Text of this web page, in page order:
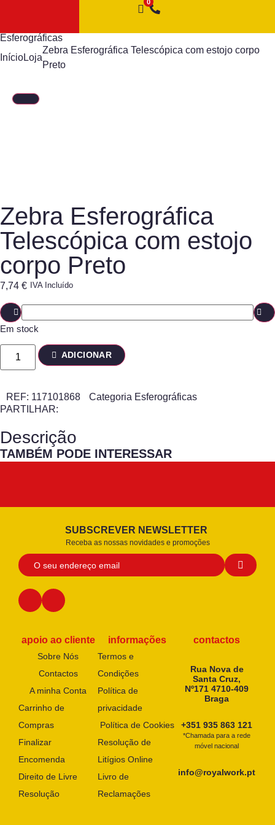
Esferográficas
InícioLoja
Zebra Esferográfica Telescópica com estojo corpo
Preto
Zebra Esferográfica
Telescópica com estojo
corpo Preto
7,74 € IVA Incluído
Em stock
ADICIONAR
REF: 117101868 Categoria Esferográficas
PARTILHAR:
Descrição
TAMBÉM PODE INTERESSAR
SUBSCREVER NEWSLETTER
Receba as nossas novidades e promoções
apoio ao cliente
Sobre Nós
Contactos
A minha Conta
Carrinho de
Compras
Finalizar
Encomenda
Direito de Livre
Resolução
informações
Termos e
Condições
Política de
privacidade
Política de Cookies
Resolução de
Litígios Online
Livro de
Reclamações
contactos
Rua Nova de
Santa Cruz,
Nº171 4710-409
Braga
+351 935 863 121
*Chamada para a rede
móvel nacional
info@royalwork.pt